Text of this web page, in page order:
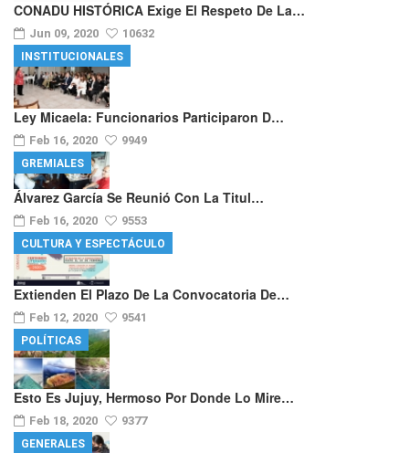
CONADU HISTÓRICA Exige El Respeto De La…
Jun 09, 2020 10632
Ley Micaela: Funcionarios Participaron D…
Feb 16, 2020 9949
INSTITUCIONALES
Álvarez García Se Reunió Con La Titul…
Feb 16, 2020 9553
GREMIALES
Extienden El Plazo De La Convocatoria De…
Feb 12, 2020 9541
CULTURA Y ESPECTÁCULO
Esto Es Jujuy, Hermoso Por Donde Lo Mire…
Feb 18, 2020 9377
POLÍTICAS
GENERALES